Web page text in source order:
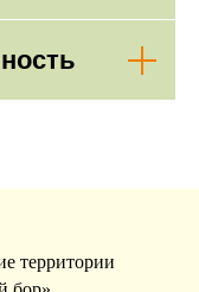
территории